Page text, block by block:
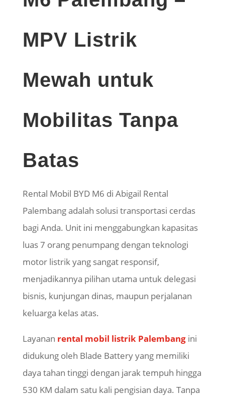
MPV Listrik
Mewah untuk
Mobilitas Tanpa
Batas
Rental Mobil BYD M6 di Abigail Rental
Palembang adalah solusi transportasi cerdas
bagi Anda. Unit ini menggabungkan kapasitas
luas 7 orang penumpang dengan teknologi
motor listrik yang sangat responsif,
menjadikannya pilihan utama untuk delegasi
bisnis, kunjungan dinas, maupun perjalanan
keluarga kelas atas.
Layanan rental mobil listrik Palembangini
didukung oleh Blade Battery yang memiliki
daya tahan tinggi dengan jarak tempuh hingga
530 KM dalam satu kali pengisian daya. Tanpa